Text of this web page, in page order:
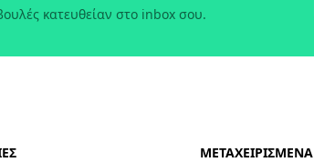
κατευθείαν στο inbox σου.
ΜΕΤΑΧΕΙΡΙΣΜΕΝΑ